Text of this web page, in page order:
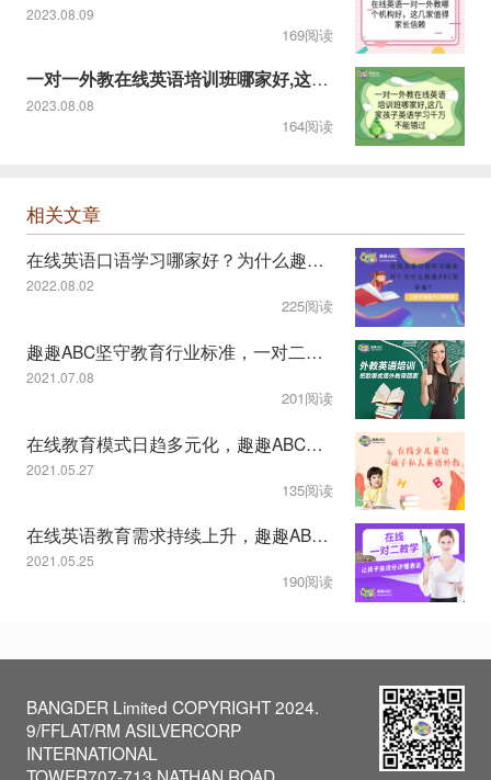
2023.08.09
169阅读
一对一外教在线英语培训班哪家好,这几家孩子英语学习千万不能错
2023.08.08
164阅读
相关文章
在线英语口语学习哪家好？为什么趣趣ABC受青睐？
2022.08.02
225阅读
趣趣ABC坚守教育行业标准，一对二课程模式受认可
2021.07.08
201阅读
在线教育模式日趋多元化，趣趣ABC教学服务显特色
2021.05.27
135阅读
在线英语教育需求持续上升，趣趣ABC一对二模式获认可
2021.05.25
190阅读
BANGDER Limited COPYRIGHT 2024.
9/FFLAT/RM ASILVERCORP
INTERNATIONAL